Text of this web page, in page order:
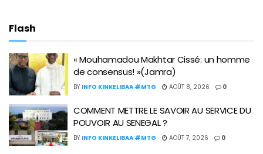
Flash
« Mouhamadou Makhtar Cissé: un homme
de consensus! »(Jamra)
BY INFO KINKELIBAA #MTG AOÛT 8, 2026 0
COMMENT METTRE LE SAVOIR AU SERVICE DU
POUVOIR AU SENEGAL ?
BY INFO KINKELIBAA #MTG AOÛT 7, 2026 0